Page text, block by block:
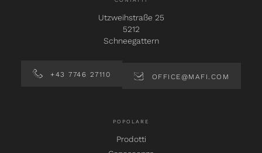
Utzweihstraße 25
5212
Schneegattern
+43 7746 27110 OFFICE@MAFI.COM
POPOLARE
Prodotti